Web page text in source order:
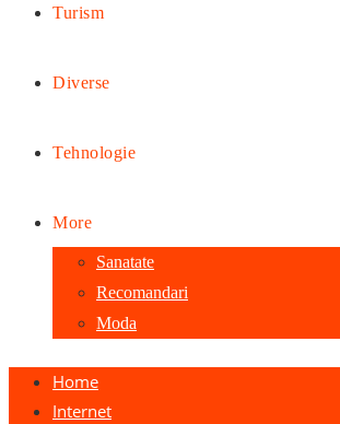
Turism
Diverse
Tehnologie
More
Sanatate
Recomandari
Moda
Home
Internet